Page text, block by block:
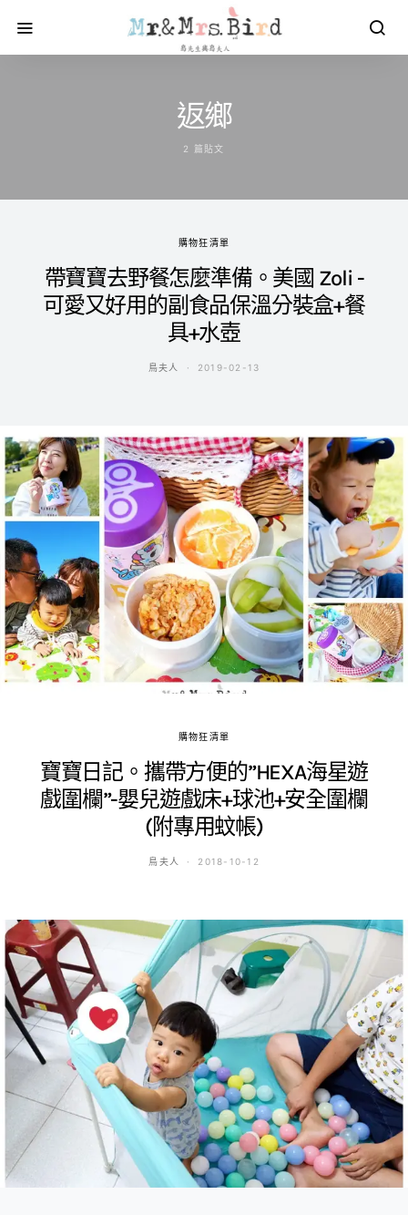
返鄉
2 篇貼文
購物狂清單
帶寶寶去野餐怎麼準備。美國 Zoli -
可愛又好用的副食品保溫分裝盒+餐
具+水壺
鳥夫人 2019-02-13
購物狂清單
寶寶日記。攜帶方便的”HEXA海星遊
戲圍欄”-嬰兒遊戲床+球池+安全圍欄
(附專用蚊帳)
鳥夫人 2018-10-12